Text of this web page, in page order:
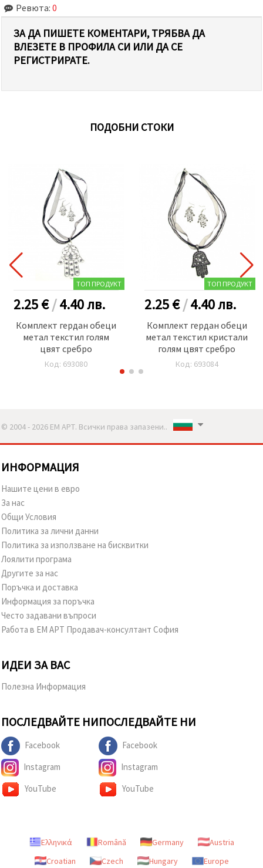
Ревюта: 0
ЗА ДА ПИШЕТЕ КОМЕНТАРИ, ТРЯБВА ДА
ВЛЕЗЕТЕ В ПРОФИЛА СИ ИЛИ ДА СЕ
РЕГИСТРИРАТЕ.
ПОДОБНИ СТОКИ
ТОП ПРОДУКТ
2.25 €/4.40лв.
Комплект гердан обеци
метал текстил голям
цвят сребро
Код: 693080
ТОП ПРОДУКТ
2.25 €/4.40лв.
Комплект гердан обеци
метал текстил кристали
голям цвят сребро
Код: 693084
© 2004 - 2026 ЕМ АРТ. Всички права запазени..
ИНФОРМАЦИЯ
Нашите цени в евро
За нас
Общи Условия
Политика за лични данни
Политика за използване на бисквитки
Лоялити програма
Другите за нас
Поръчка и доставка
Информация за поръчка
Често задавани въпроси
Работа в ЕМ АРТ Продавач-консултант София
ИДЕИ ЗА ВАС
Полезна Информация
ПОСЛЕДВАЙТЕ НИ
Facebook
Instagram
YouTube
ПОСЛЕДВАЙТЕ НИ
Facebook
Instagram
YouTube
Ελληνικά Română Germany
Austria
Croatian
Czech Hungary Europe